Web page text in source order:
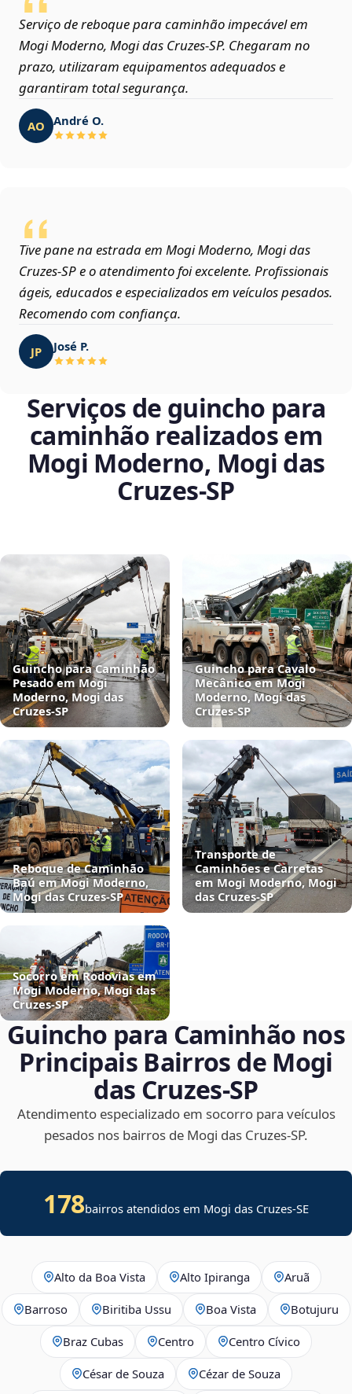
Serviço de reboque para caminhão impecável em
Mogi Moderno, Mogi das Cruzes‑SP. Chegaram no
prazo, utilizaram equipamentos adequados e
garantiram total segurança.
AO André O.
Tive pane na estrada em Mogi Moderno, Mogi das
Cruzes‑SP e o atendimento foi excelente. Profissionais
ágeis, educados e especializados em veículos pesados.
Recomendo com confiança.
JP José P.
Serviços de guincho para
caminhão realizados em
Mogi Moderno, Mogi das
Cruzes‑SP
Guincho para Caminhão
Pesado em Mogi
Moderno, Mogi das
Cruzes‑SP
Guincho para Cavalo
Mecânico em Mogi
Moderno, Mogi das
Cruzes‑SP
Reboque de Caminhão
Baú em Mogi Moderno,
Mogi das Cruzes‑SP
Transporte de
Caminhões e Carretas
em Mogi Moderno, Mogi
das Cruzes‑SP
Socorro em Rodovias em
Mogi Moderno, Mogi das
Cruzes‑SP
Guincho para Caminhão nos
Principais Bairros de Mogi
das Cruzes‑SP
Atendimento especializado em socorro para veículos
pesados nos bairros de Mogi das Cruzes‑SP.
178bairros atendidos em Mogi das Cruzes-SE
Alto da Boa Vista Alto Ipiranga Aruã
Barroso Biritiba Ussu Boa Vista Botujuru
Braz Cubas Centro Centro Cívico
César de Souza Cézar de Souza